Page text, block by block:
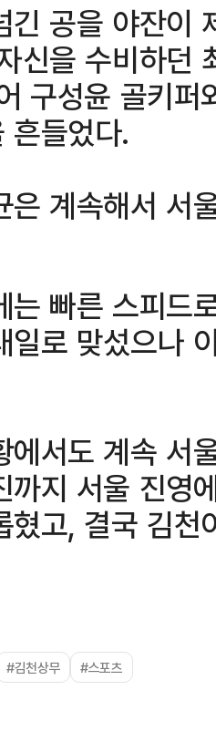
긴 공을 야잔이
신을 수비하던
구성윤 골키
흔들었다.
은 계속해서 서
는 빠른 스피드
일로 맞섰으나
에서도 계속 서
까지 서울 진영
혔고, 결국 김
#김천상무 #스포츠